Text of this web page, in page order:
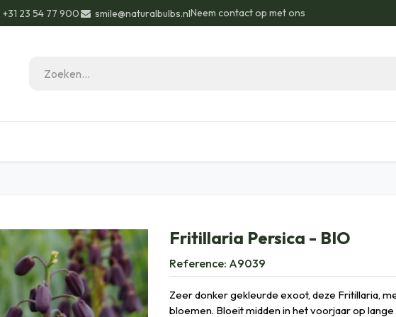
+31 23 54 77 900 smile@naturalbulbs.nlNeem contact op met ons
Fritillaria Persica - BIO
Reference: A9039
Zeer donker gekleurde exoot, deze Fritillaria,
bloemen. Bloeit midden in het voorjaar op